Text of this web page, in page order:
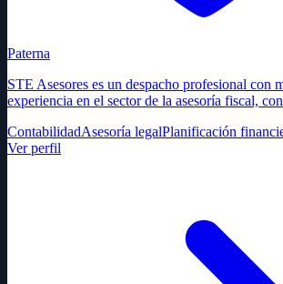
Paterna
STE Asesores es un despacho profesional con
experiencia en el sector de la asesoría fiscal,
ContabilidadAsesoría legalPlanificación
Ver perfil